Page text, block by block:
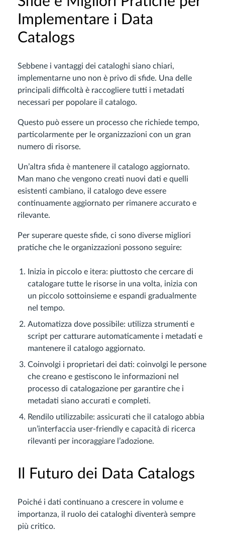
Implementare i Data
Catalogs
Sebbene i vantaggi dei cataloghi siano chiari,
implementarne uno non è privo di sfide. Una delle
principali difficoltà è raccogliere tutti i metadati
necessari per popolare il catalogo.
Questo può essere un processo che richiede tempo,
particolarmente per le organizzazioni con un gran
numero di risorse.
Un’altra sfida è mantenere il catalogo aggiornato.
Man mano che vengono creati nuovi dati e quelli
esistenti cambiano, il catalogo deve essere
continuamente aggiornato per rimanere accurato e
rilevante.
Per superare queste sfide, ci sono diverse migliori
pratiche che le organizzazioni possono seguire:
Inizia in piccolo e itera: piuttosto che cercare di
catalogare tutte le risorse in una volta, inizia con
un piccolo sottoinsieme e espandi gradualmente
nel tempo.
Automatizza dove possibile: utilizza strumenti e
script per catturare automaticamente i metadati e
mantenere il catalogo aggiornato.
Coinvolgi i proprietari dei dati: coinvolgi le persone
che creano e gestiscono le informazioni nel
processo di catalogazione per garantire che i
metadati siano accurati e completi.
Rendilo utilizzabile: assicurati che il catalogo abbia
un’interfaccia user-friendly e capacità di ricerca
rilevanti per incoraggiare l’adozione.
Il Futuro dei Data Catalogs
Poiché i dati continuano a crescere in volume e
importanza, il ruolo dei cataloghi diventerà sempre
più critico.